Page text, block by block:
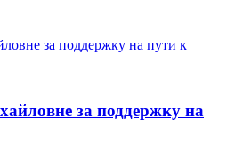
за поддержку на